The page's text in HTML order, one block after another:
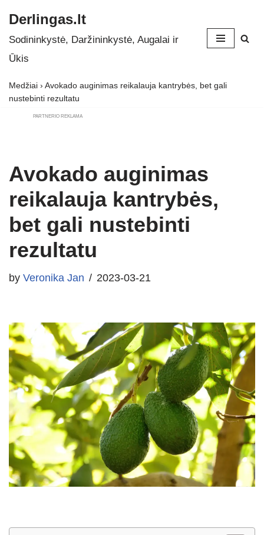
Skip
to
Derlingas.lt
Sodininkystė, Daržininkystė, Augalai ir
Ūkis
Medžiai › Avokado auginimas reikalauja kantrybės, bet gali
nustebinti rezultatu
PARTNERIO REKLAMA
Avokado auginimas
reikalauja kantrybės,
bet gali nustebinti
rezultatu
by Veronika Jan 2023-03-21